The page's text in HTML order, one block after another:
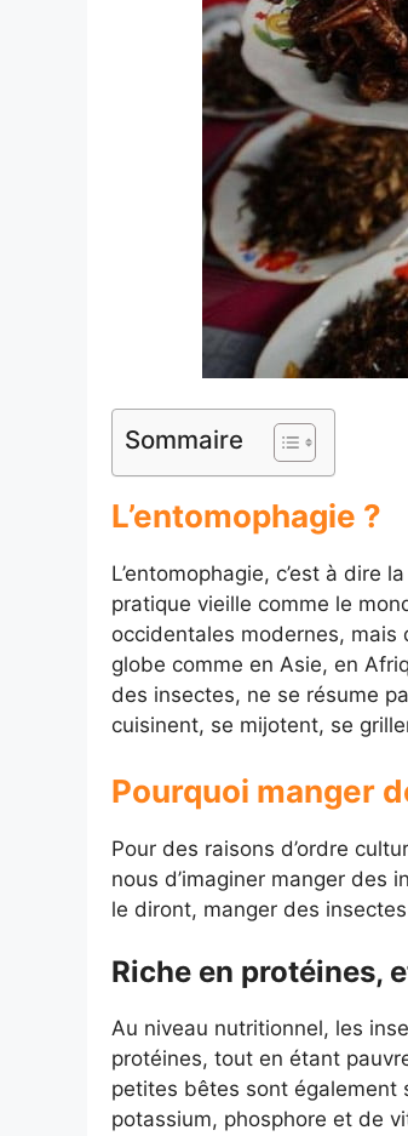
Sommaire
L’entomophagie ?
L’entomophagie, c’est à dire
pratique vieille comme le
occidentales modernes, mais
globe comme en Asie, en
des insectes, ne se résume
cuisinent, se mijotent, se
Pourquoi manger
Pour des raisons d’ordre
nous d’imaginer manger des
le diront, manger des
Riche en protéines,
Au niveau nutritionnel, les
protéines, tout en étant
petites bêtes sont également
potassium, phosphore et de